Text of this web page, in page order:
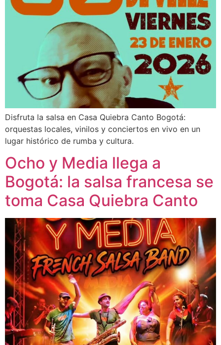
Disfruta la salsa en Casa Quiebra Canto Bogotá:
orquestas locales, vinilos y conciertos en vivo en un
lugar histórico de rumba y cultura.
Ocho y Media llega a
Bogotá: la salsa francesa se
toma Casa Quiebra Canto